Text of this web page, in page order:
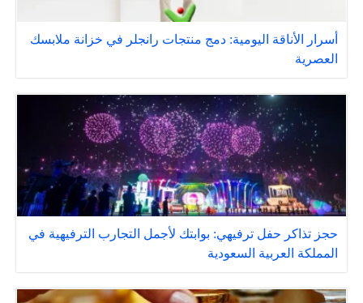
أسرار الأناقة اليومية: دمج منتجات رانجلر في خزانة ملابسك
العصرية
حجز تذاكر حفل ترفيهي: بوابتك لأجمل التجارب الترفيهية في
المملكة العربية السعودية